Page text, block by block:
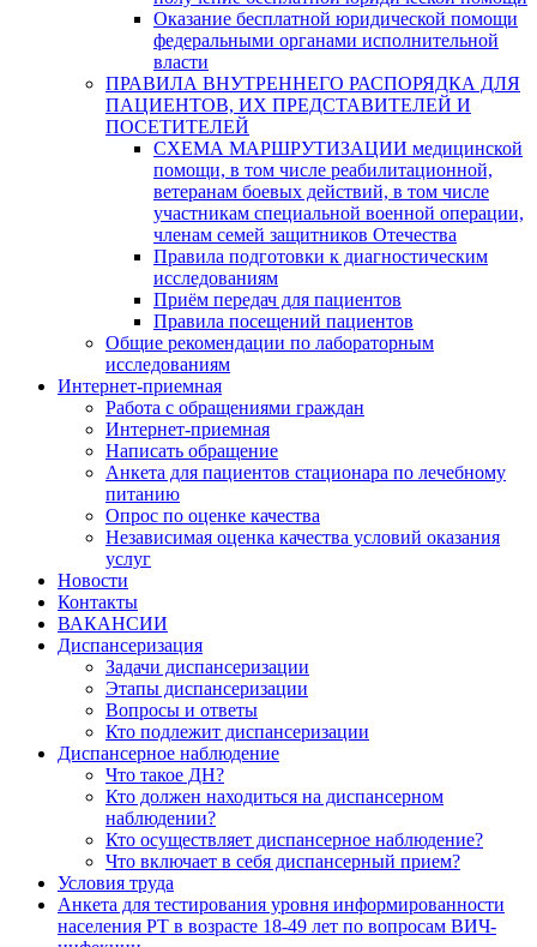
Оказание бесплатной юридической помощи
федеральными органами исполнительной
власти
ПРАВИЛА ВНУТРЕННЕГО РАСПОРЯДКА ДЛЯ
ПАЦИЕНТОВ, ИХ ПРЕДСТАВИТЕЛЕЙ И
ПОСЕТИТЕЛЕЙ
СХЕМА МАРШРУТИЗАЦИИ медицинской
помощи, в том числе реабилитационной,
ветеранам боевых действий, в том числе
участникам специальной военной операции,
членам семей защитников Отечества
Правила подготовки к диагностическим
исследованиям
Приём передач для пациентов
Правила посещений пациентов
Общие рекомендации по лабораторным
исследованиям
Интернет-приемная
Работа с обращениями граждан
Интернет-приемная
Написать обращение
Анкета для пациентов стационара по лечебному
питанию
Опрос по оценке качества
Независимая оценка качества условий оказания
услуг
Новости
Контакты
ВАКАНСИИ
Диспансеризация
Задачи диспансеризации
Этапы диспансеризации
Вопросы и ответы
Кто подлежит диспансеризации
Диспансерное наблюдение
Что такое ДН?
Кто должен находиться на диспансерном
наблюдении?
Кто осуществляет диспансерное наблюдение?
Что включает в себя диспансерный прием?
Условия труда
Анкета для тестирования уровня информированности
населения РТ в возрасте 18-49 лет по вопросам ВИЧ-